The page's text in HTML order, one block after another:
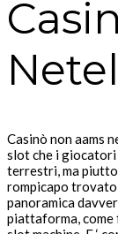
Casinò non aams
slot che i
terrestri, ma
rompicapo
panoramica
piattaforma, come